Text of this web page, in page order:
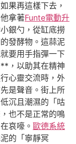
果再這樣下去，
拿著Funte電動升
銀勺，從缸底撈
發酵物。這蒜泥
要用手指彈一下
，以助其在精神
心靈交流時，外
是聲音。街上所
沉且潮濕的「咕
也不是正常的鳴
哀嚎。 歐德系統
的「寧靜冥